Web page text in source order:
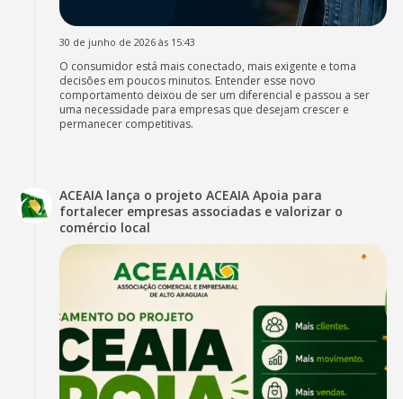
30 de junho de 2026 às 15:43
O consumidor está mais conectado, mais exigente e toma
decisões em poucos minutos. Entender esse novo
comportamento deixou de ser um diferencial e passou a ser
uma necessidade para empresas que desejam crescer e
permanecer competitivas.
ACEAIA lança o projeto ACEAIA Apoia para
fortalecer empresas associadas e valorizar o
comércio local